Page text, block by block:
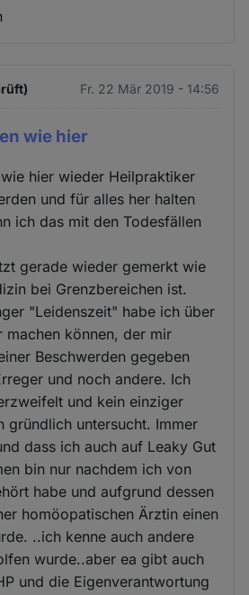
Fr. 22 Mär 2019 - 14:56
wie hier
hier wieder Heilpraktiker
und für alles her halten
ich das mit den Todesfällen
gerade wieder gemerkt wie
bei Grenzbereichen ist.
"Leidenszeit" habe ich über
machen können, der mir
Beschwerden gegeben
und noch andere. Ich
und kein einziger
gründlich untersucht. Immer
dass ich auch auf Leaky Gut
bin nur nachdem ich von
habe und aufgrund dessen
homöopatischen Ärztin einen
..ich kenne auch andere
wurde..aber ea gibt auch
und die Eigenverantwortung